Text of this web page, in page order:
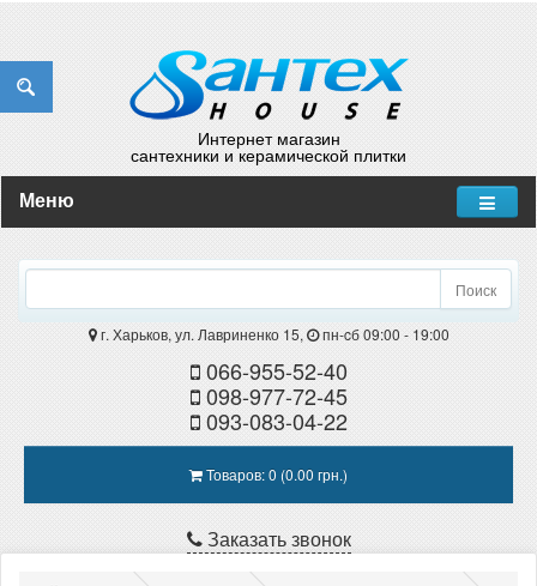
Интернет магазин
сантехники и керамической плитки
Меню
Поиск
г. Харьков, ул. Лавриненко 15, пн-cб 09:00 - 19:00
066-955-52-40
098-977-72-45
093-083-04-22
Товаров: 0 (0.00 грн.)
Заказать звонок